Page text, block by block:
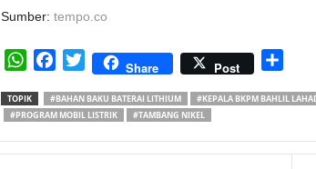
Sumber: tempo.co
W
a
t
s
c
e
b
T
i
t
t
Share Post
a
e
TOPIK #BAHAN BAKU BATERAI LITHIUM #KEPALA BKPM BAHLIL
#PROGRAM MOBIL LISTRIK
#TAMBANG NIKEL